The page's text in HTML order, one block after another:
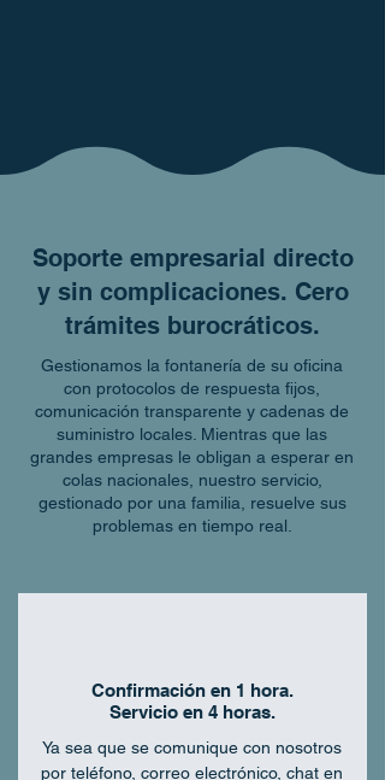
Soporte empresarial directo
y sin complicaciones. Cero
trámites burocráticos.
Gestionamos la fontanería de su oficina
con protocolos de respuesta fijos,
comunicación transparente y cadenas de
suministro locales. Mientras que las
grandes empresas le obligan a esperar en
colas nacionales, nuestro servicio,
gestionado por una familia, resuelve sus
problemas en tiempo real.
Confirmación en 1 hora.
Servicio en 4 horas.
Ya sea que se comunique con nosotros
por teléfono, correo electrónico, chat en